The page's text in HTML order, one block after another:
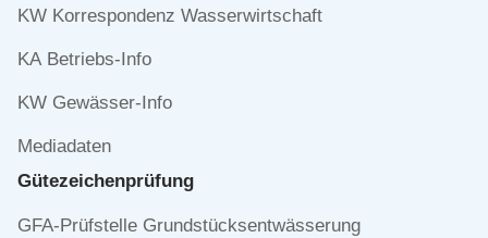
KW Korrespondenz Wasserwirtschaft
KA Betriebs-Info
KW Gewässer-Info
Mediadaten
Gütezeichen­prüfung
Navigation
GFA-Prüfstelle Grundstücksentwässerung